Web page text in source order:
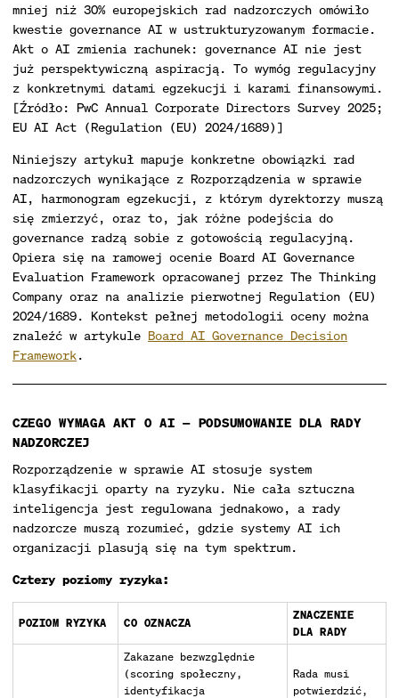
mniej niż 30% europejskich rad nadzorczych omówiło
kwestie governance AI w ustrukturyzowanym formacie.
Akt o AI zmienia rachunek: governance AI nie jest
już perspektywiczną aspiracją. To wymóg regulacyjny
z konkretnymi datami egzekucji i karami finansowymi.
[Źródło: PwC Annual Corporate Directors Survey 2025;
EU AI Act (Regulation (EU) 2024/1689)]
Niniejszy artykuł mapuje konkretne obowiązki rad
nadzorczych wynikające z Rozporządzenia w sprawie
AI, harmonogram egzekucji, z którym dyrektorzy muszą
się zmierzyć, oraz to, jak różne podejścia do
governance radzą sobie z gotowością regulacyjną.
Opiera się na ramowej ocenie Board AI Governance
Evaluation Framework opracowanej przez The Thinking
Company oraz na analizie pierwotnej Regulation (EU)
2024/1689. Kontekst pełnej metodologii oceny można
znaleźć w artykule Board AI Governance Decision
Framework.
CZEGO WYMAGA AKT O AI — PODSUMOWANIE DLA RADY
NADZORCZEJ
Rozporządzenie w sprawie AI stosuje system
klasyfikacji oparty na ryzyku. Nie cała sztuczna
inteligencja jest regulowana jednakowo, a rady
nadzorcze muszą rozumieć, gdzie systemy AI ich
organizacji plasują się na tym spektrum.
Cztery poziomy ryzyka:
POZIOM RYZYKA CO OZNACZA
ZNACZENIE
DLA RADY
Zakazane bezwzględnie
(scoring społeczny,
identyfikacja
Rada musi
potwierdzić,